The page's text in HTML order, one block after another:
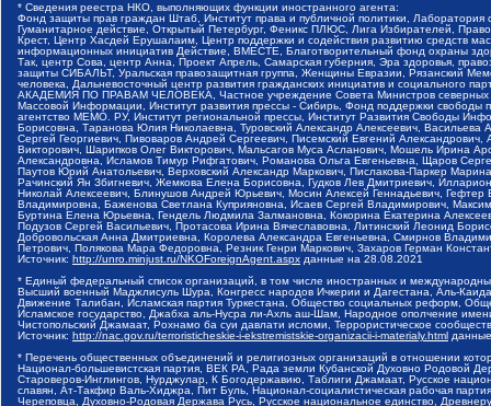
* Сведения реестра НКО, выполняющих функции иностранного агента:
Фонд защиты прав граждан Штаб, Институт права и публичной политики,
Гуманитарное действие, Открытый Петербург, Феникс ПЛЮС, Лига Избирателей,
Крест, Центр Хасдей Ерушалаим, Центр поддержки и содействия развитию средств
информационных инициатив Действие, ВМЕСТЕ, Благотворительный фонд охраны
Так, центр Сова, центр Анна, Проект Апрель, Самарская губерния, Эра здоровья,
защиты СИБАЛЬТ, Уральская правозащитная группа, Женщины Евразии, Рязанский
человека, Дальневосточный центр развития гражданских инициатив и социального
АКАДЕМИЯ ПО ПРАВАМ ЧЕЛОВЕКА, Частное учреждение Совета Министров северных
Массовой Информации, Институт развития прессы - Сибирь, Фонд поддержки
агентство МЕМО. РУ, Институт региональной прессы, Институт Развития Свободы
Борисовна, Таранова Юлия Николаевна, Туровский Александр Алексеевич,
Сергей Георгиевич, Пивоваров Андрей Сергеевич, Писемский Евгений
Викторович, Шарипков Олег Викторович, Мальсагов Муса Асланович, Мошель Ирина
Александровна, Исламов Тимур Рифгатович, Романова Ольга Евгеньевна, Щаров
Паутов Юрий Анатольевич, Верховский Александр Маркович, Пислакова-Паркер
Рачинский Ян Збигневич, Жемкова Елена Борисовна, Гудков Лев Дмитриевич,
Николай Алексеевич, Блинушов Андрей Юрьевич, Мосин Алексей Геннадьевич,
Владимировна, Баженова Светлана Куприяновна, Исаев Сергей Владимирович,
Буртина Елена Юрьевна, Гендель Людмила Залмановна, Кокорина Екатерина
Подузов Сергей Васильевич, Протасова Ирина Вячеславовна, Литинский Леонид
Добровольская Анна Дмитриевна, Королева Александра Евгеньевна, Смирнов
Петрович, Полякова Мара Федоровна, Резник Генри Маркович, Захаров Герман
Источник: http://unro.minjust.ru/NKOForeignAgent.aspx данные на 28.08.2021
* Единый федеральный список организаций, в том числе иностранных и
Высший военный Маджлисуль Шура, Конгресс народов Ичкерии и Дагестана, Аль-
Движение Талибан, Исламская партия Туркестана, Общество социальных реформ,
Исламское государство, Джабха аль-Нусра ли-Ахль аш-Шам, Народное ополчение
Чистопольский Джамаат, Рохнамо ба суи давлати исломи, Террористическое
Источник: http://nac.gov.ru/terroristicheskie-i-ekstremistskie-organizacii-i-materialy.html
* Перечень общественных объединений и религиозных организаций в отношении
Национал-большевистская партия, ВЕК РА, Рада земли Кубанской Духовно Родовой
Староверов-Инглингов, Нурджулар, К Богодержавию, Таблиги Джамаат, Русское
славян, Ат-Такфир Валь-Хиджра, Пит Буль, Национал-социалистическая рабочая
Череповца, Духовно-Родовая Держава Русь, Русское национальное единство,